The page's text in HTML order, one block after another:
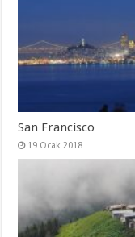
San Francisco
19 Ocak 2018